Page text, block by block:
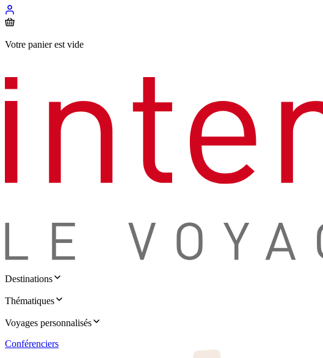
Votre panier est vide
Destinations
Thématiques
Voyages personnalisés
Conférenciers